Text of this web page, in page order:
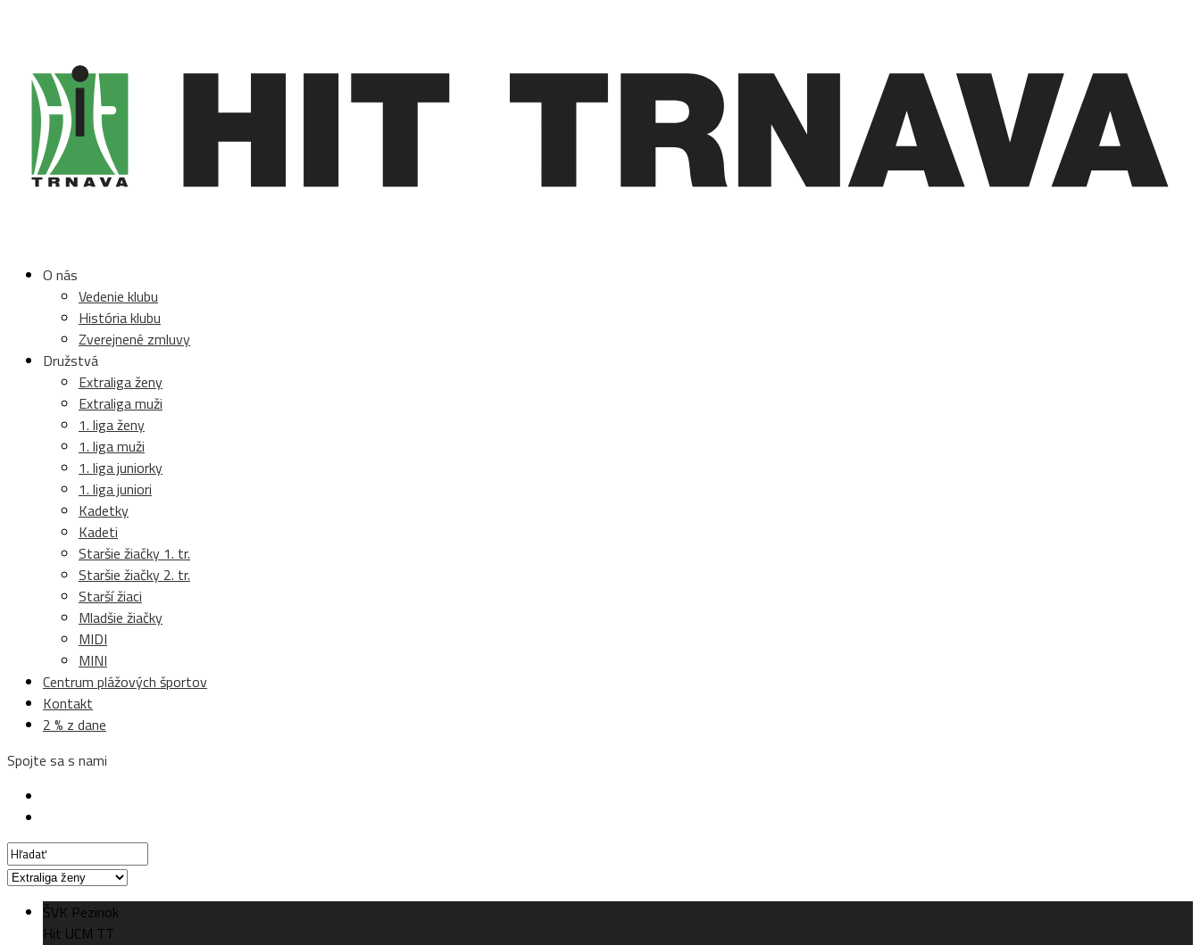
O nás
Vedenie klubu
História klubu
Zverejnené zmluvy
Družstvá
Extraliga ženy
Extraliga muži
1. liga ženy
1. liga muži
1. liga juniorky
1. liga juniori
Kadetky
Kadeti
Staršie žiačky 1. tr.
Staršie žiačky 2. tr.
Starší žiaci
Mladšie žiačky
MIDI
MINI
Centrum plážových športov
Kontakt
2 % z dane
Spojte sa s nami
ŠVK Pezinok
Hit UCM TT